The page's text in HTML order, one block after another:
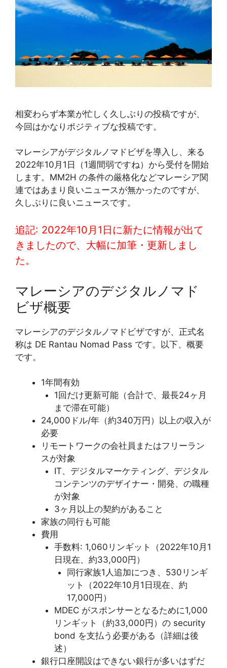
相変わらず本業が忙しく久しぶりの投稿ですが、
今回はかなりポジティブな投稿です。
マレーシアがデジタルノマドビザを導入し、来る
2022年10月1日（1週間弱ですね）から受付を開始
します。MM2H の条件の厳格化などマレーシア関
連ではあまり良いニュースが無かったのですが、
久しぶりに良いニュースです。
追記: 2022年10月1日に新たに情報が出て
きましたので、大幅に加筆・更新しまし
た。
マレーシアのデジタルノマド
ビザ概要
マレーシアのデジタルノマドビザですが、正式名
称は DE Rantau Nomad Pass です。以下、概要
です。
1年間有効
1回だけ更新可能（合計で、最長24ヶ月
まで滞在可能）
24,000ドル/年（約340万円）以上の収入が
必要
リモートワークの会社員またはフリーラン
スが対象
IT、デジタルマーケティング、デジタル
コンテンツのデザイナー・開発、の職種
が対象
3ヶ月以上の契約があること
家族の同行も可能
費用
手数料: 1,060リンギット（2022年10月1
日現在、約33,000円）
同行家族1人追加につき、530リンギ
ット（2022年10月1日現在、約
17,000円）
MDEC がスポンサーとなるために1,000
リンギット（約33,000円）の security
bond を支払う必要がある（詳細は後
述）
銀行口座開設はできない銀行が多いはずだ